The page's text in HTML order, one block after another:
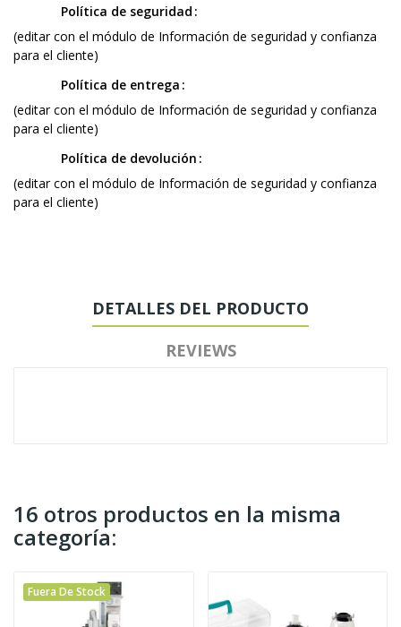
Política de seguridad
(editar con el módulo de Información de seguridad y confianza
para el cliente)
Política de entrega
(editar con el módulo de Información de seguridad y confianza
para el cliente)
Política de devolución
(editar con el módulo de Información de seguridad y confianza
para el cliente)
DETALLES DEL PRODUCTO
REVIEWS
16 otros productos en la misma
categoría:
Fuera De Stock